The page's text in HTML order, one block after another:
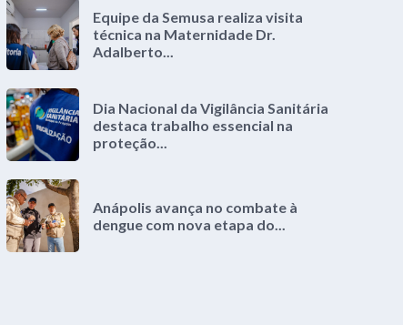
Equipe da Semusa realiza visita
técnica na Maternidade Dr.
Adalberto...
Dia Nacional da Vigilância Sanitária
destaca trabalho essencial na
proteção...
Anápolis avança no combate à
dengue com nova etapa do...